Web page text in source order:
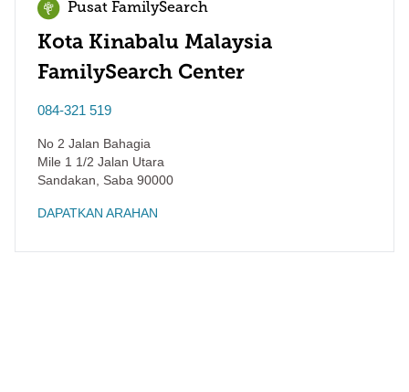
Pusat FamilySearch
Kota Kinabalu Malaysia
FamilySearch Center
084-321 519
No 2 Jalan Bahagia
Mile 1 1/2 Jalan Utara
Sandakan
Saba 90000
DAPATKAN ARAHAN